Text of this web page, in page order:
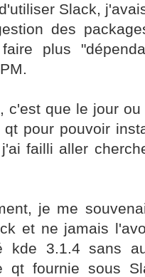
Slack,
des
plus
c'est que le jour
qt pour pouvoir
failli aller
je me
et ne jamais
kde 3.1.4 sans
qt fournie sous